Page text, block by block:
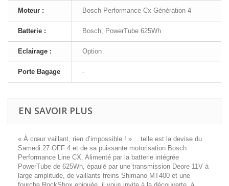
Moteur : Bosch Performance Cx Génération 4
Batterie : Bosch, PowerTube 625Wh
Eclairage : Option
Porte Bagage -
EN SAVOIR PLUS
« À cœur vaillant, rien d’impossible ! »… telle est la devise du
Samedi 27 OFF 4 et de sa puissante motorisation Bosch
Performance Line CX. Alimenté par la batterie intégrée
PowerTube de 625Wh, épaulé par une transmission Deore 11V à
large amplitude, de vaillants freins Shimano MT400 et une